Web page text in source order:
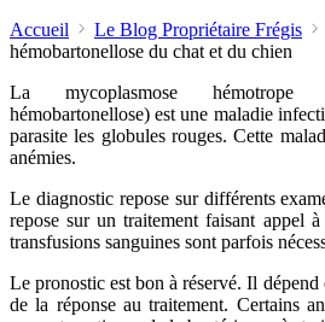
Accueil
Le Blog Propriétaire Frégis
hémobartonellose du chat et du chien
La mycoplasmose hémotrope
hémobartonellose) est une maladie
parasite les globules rouges. Cette
anémies.
Le diagnostic repose sur différents
repose sur un traitement faisant appel
transfusions sanguines sont parfois
Le pronostic est bon à réservé. Il dépend
de la réponse au traitement. Certains